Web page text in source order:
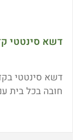
דשא סינטטי
דשא סינטטי
חובה בכל בית
הישראלי
הפלא הירוק.